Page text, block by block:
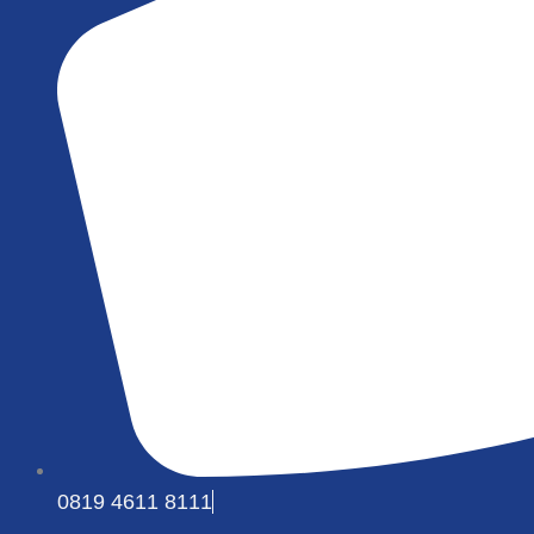
0819 4611 8111